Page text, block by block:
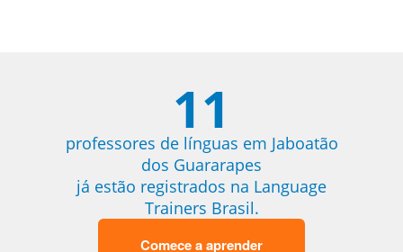
11
professores de línguas em Jaboatão
dos Guararapes
já estão registrados na Language
Trainers Brasil.
Comece a aprender